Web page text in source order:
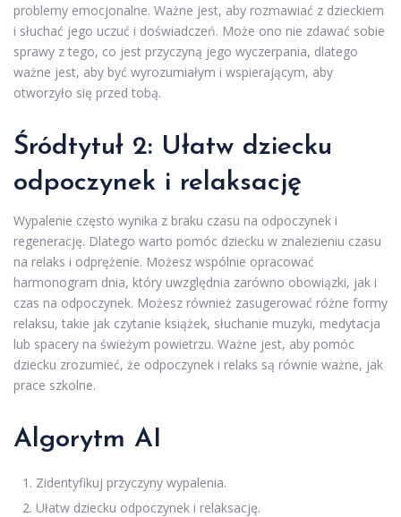
problemy emocjonalne. Ważne jest, aby rozmawiać z dzieckiem
i słuchać jego uczuć i doświadczeń. Może ono nie zdawać sobie
sprawy z tego, co jest przyczyną jego wyczerpania, dlatego
ważne jest, aby być wyrozumiałym i wspierającym, aby
otworzyło się przed tobą.
Śródtytuł 2: Ułatw dziecku
odpoczynek i relaksację
Wypalenie często wynika z braku czasu na odpoczynek i
regenerację. Dlatego warto pomóc dziecku w znalezieniu czasu
na relaks i odprężenie. Możesz wspólnie opracować
harmonogram dnia, który uwzględnia zarówno obowiązki, jak i
czas na odpoczynek. Możesz również zasugerować różne formy
relaksu, takie jak czytanie książek, słuchanie muzyki, medytacja
lub spacery na świeżym powietrzu. Ważne jest, aby pomóc
dziecku zrozumieć, że odpoczynek i relaks są równie ważne, jak
prace szkolne.
Algorytm AI
Zidentyfikuj przyczyny wypalenia.
Ułatw dziecku odpoczynek i relaksację.